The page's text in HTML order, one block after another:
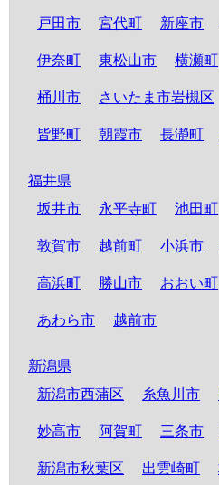
戸田市 宮代町 新座市
伊奈町 東松山市 横瀬町
桶川市 さいたま市岩槻区
皆野町 朝霞市 長瀞町
福井県
坂井市
永平寺町 池田町
敦賀市 越前町 小浜市
高浜町 勝山市 おおい町
あわら市 越前市
新潟県
新潟市西蒲区
糸魚川市
妙高市 阿賀町 三条市
新潟市秋葉区 出雲崎町